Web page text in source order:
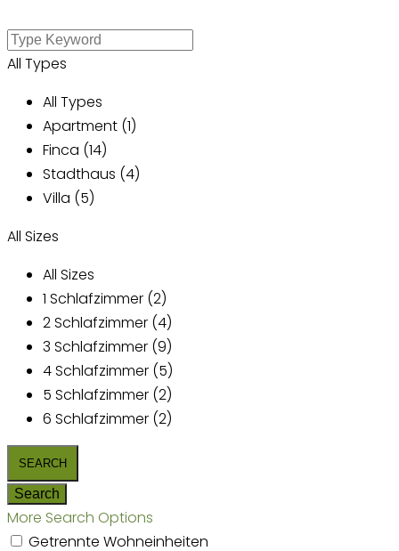
All Types
All Types
Apartment (1)
Finca (14)
Stadthaus (4)
Villa (5)
All Sizes
All Sizes
1 Schlafzimmer (2)
2 Schlafzimmer (4)
3 Schlafzimmer (9)
4 Schlafzimmer (5)
5 Schlafzimmer (2)
6 Schlafzimmer (2)
More Search Options
Getrennte Wohneinheiten